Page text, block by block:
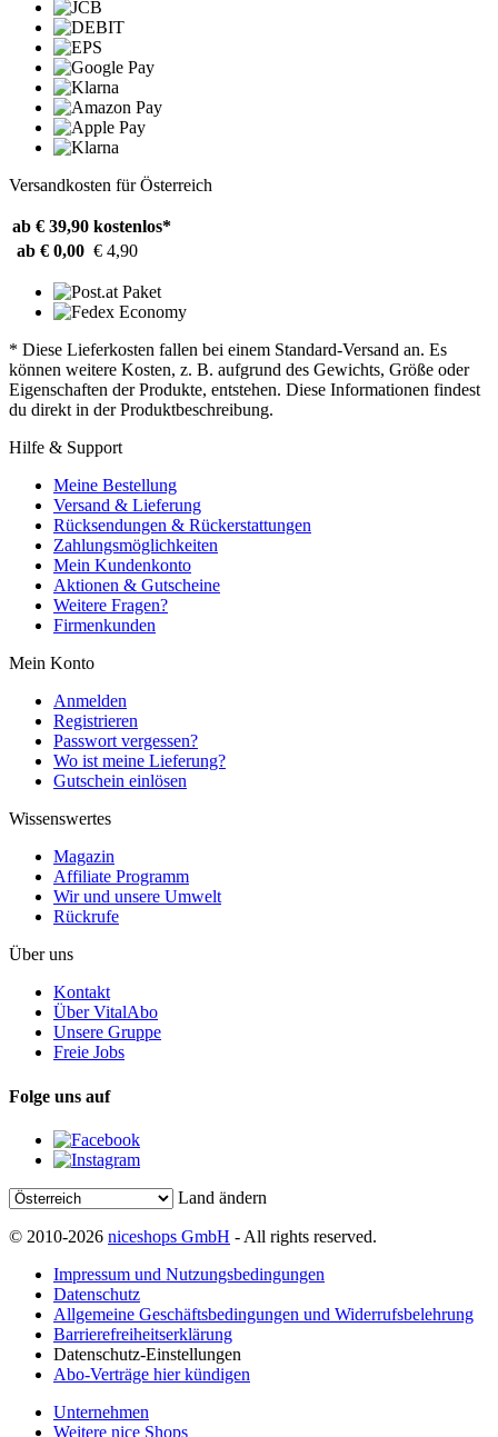
Versandkosten für Österreich
ab € 39,90 kostenlos*
ab € 0,00 € 4,90
* Diese Lieferkosten fallen bei einem Standard-Versand an. Es
können weitere Kosten, z. B. aufgrund des Gewichts, Größe oder
Eigenschaften der Produkte, entstehen. Diese Informationen findest
du direkt in der Produktbeschreibung.
Hilfe & Support
Meine Bestellung
Versand & Lieferung
Rücksendungen & Rückerstattungen
Zahlungsmöglichkeiten
Mein Kundenkonto
Aktionen & Gutscheine
Weitere Fragen?
Firmenkunden
Mein Konto
Anmelden
Registrieren
Passwort vergessen?
Wo ist meine Lieferung?
Gutschein einlösen
Wissenswertes
Magazin
Affiliate Programm
Wir und unsere Umwelt
Rückrufe
Über uns
Kontakt
Über VitalAbo
Unsere Gruppe
Freie Jobs
Folge uns auf
Land ändern
© 2010-2026 niceshops GmbH - All rights reserved.
Impressum und Nutzungsbedingungen
Datenschutz
Allgemeine Geschäftsbedingungen und Widerrufsbelehrung
Barrierefreiheitserklärung
Datenschutz-Einstellungen
Abo-Verträge hier kündigen
Unternehmen
Weitere nice Shops